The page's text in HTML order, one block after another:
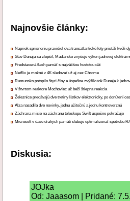
Najnovšie články:
Napriek sprísneniu pravidiel dva transatlantické lety pristáli kvôli
Stav Dunaja sa zlepšil, Maďarsko zvyšuje výkon jadrovej
Predstavená flash pamäť s najväčšou hustotou dát
Netflix je možné v 4K sledovať už aj cez Chrome
Rumunsko potopilo štyri člny a úspešne zvýšilo tok Dunaja k
V štvrtom reaktore Mochoviec už beží štiepna reakcia
Železnice predávajú dve tretiny lístkov elektronicky, po donútení
Alza nasadila dve novinky, jednu užitočnú a jednu kontroverznú
Záchrana misie na záchranu teleskopu Swift úspešne pokračuje
Microsoft v čase drahých pamätí sľubuje optimalizovať spotrebu
Diskusia:
JOJka
Od: Jaaasom | Pridané: